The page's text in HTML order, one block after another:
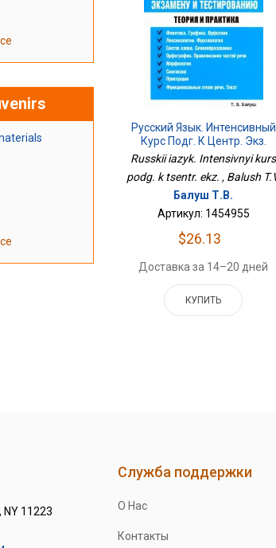
Русский Язык. Интенсивный
Курс Подг. К Центр. Экз.
Russkii iazyk. Intensivnyi kurs
podg. k tsentr. ekz. , Balush
Балуш Т.В.
Артикул: 1454955
$26.13
Доставка за 14–20 дней
КУПИТЬ
NY 11223
Служба поддержки
О Нас
Контакты